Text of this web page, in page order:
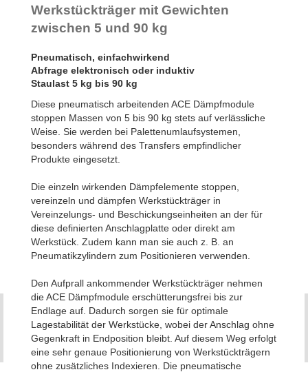
Werkstückträger mit Gewichten
zwischen 5 und 90 kg
Pneumatisch, einfachwirkend
Abfrage elektronisch oder induktiv
Staulast 5 kg bis 90 kg
Diese pneumatisch arbeitenden ACE Dämpfmodule
stoppen Massen von 5 bis 90 kg stets auf verlässliche
Weise. Sie werden bei Palettenumlaufsystemen,
besonders während des Transfers empfindlicher
Produkte eingesetzt.
Die einzeln wirkenden Dämpfelemente stoppen,
vereinzeln und dämpfen Werkstückträger in
Vereinzelungs- und Beschickungseinheiten an der für
diese definierten Anschlagplatte oder direkt am
Werkstück. Zudem kann man sie auch z. B. an
Pneumatikzylindern zum Positionieren verwenden.
Den Aufprall ankommender Werkstückträger nehmen
die ACE Dämpfmodule erschütterungsfrei bis zur
Endlage auf. Dadurch sorgen sie für optimale
Lagestabilität der Werkstücke, wobei der Anschlag ohne
Gegenkraft in Endposition bleibt. Auf diesem Weg erfolgt
eine sehr genaue Positionierung von Werkstückträgern
ohne zusätzliches Indexieren. Die pneumatische